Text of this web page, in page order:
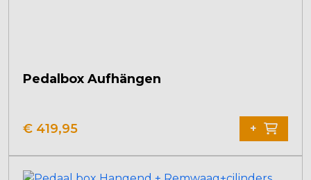
Pedalbox Aufhängen
€ 419,95 +